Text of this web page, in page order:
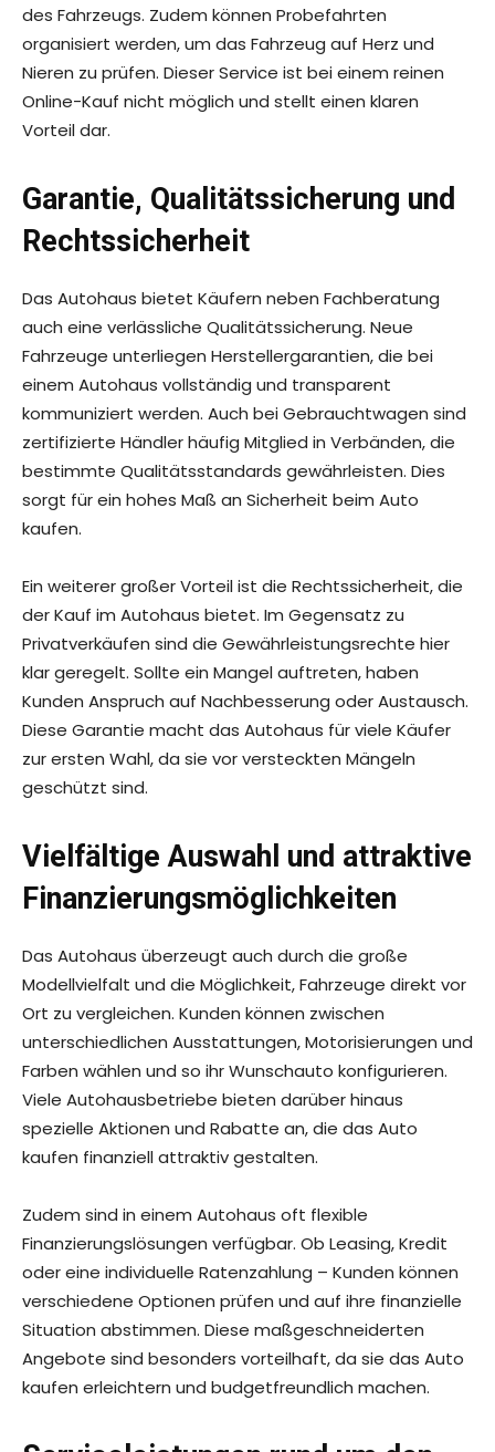
des Fahrzeugs. Zudem können Probefahrten
organisiert werden, um das Fahrzeug auf Herz und
Nieren zu prüfen. Dieser Service ist bei einem reinen
Online-Kauf nicht möglich und stellt einen klaren
Vorteil dar.
Garantie, Qualitätssicherung und
Rechtssicherheit
Das Autohaus bietet Käufern neben Fachberatung
auch eine verlässliche Qualitätssicherung. Neue
Fahrzeuge unterliegen Herstellergarantien, die bei
einem Autohaus vollständig und transparent
kommuniziert werden. Auch bei Gebrauchtwagen sind
zertifizierte Händler häufig Mitglied in Verbänden, die
bestimmte Qualitätsstandards gewährleisten. Dies
sorgt für ein hohes Maß an Sicherheit beim Auto
kaufen.
Ein weiterer großer Vorteil ist die Rechtssicherheit, die
der Kauf im Autohaus bietet. Im Gegensatz zu
Privatverkäufen sind die Gewährleistungsrechte hier
klar geregelt. Sollte ein Mangel auftreten, haben
Kunden Anspruch auf Nachbesserung oder Austausch.
Diese Garantie macht das Autohaus für viele Käufer
zur ersten Wahl, da sie vor versteckten Mängeln
geschützt sind.
Vielfältige Auswahl und attraktive
Finanzierungsmöglichkeiten
Das Autohaus überzeugt auch durch die große
Modellvielfalt und die Möglichkeit, Fahrzeuge direkt vor
Ort zu vergleichen. Kunden können zwischen
unterschiedlichen Ausstattungen, Motorisierungen und
Farben wählen und so ihr Wunschauto konfigurieren.
Viele Autohausbetriebe bieten darüber hinaus
spezielle Aktionen und Rabatte an, die das Auto
kaufen finanziell attraktiv gestalten.
Zudem sind in einem Autohaus oft flexible
Finanzierungslösungen verfügbar. Ob Leasing, Kredit
oder eine individuelle Ratenzahlung – Kunden können
verschiedene Optionen prüfen und auf ihre finanzielle
Situation abstimmen. Diese maßgeschneiderten
Angebote sind besonders vorteilhaft, da sie das Auto
kaufen erleichtern und budgetfreundlich machen.